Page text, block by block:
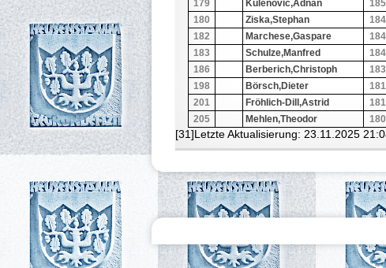
179
Kulenovic,Adnan
180
Ziska,Stephan
182
Marchese,Gaspare
183
Schulze,Manfred
186
Berberich,Christoph
198
Börsch,Dieter
201
Fröhlich-Dill,Astrid
205
Mehlen,Theodor
[31]Letzte Aktualisierung: 23.11.2025